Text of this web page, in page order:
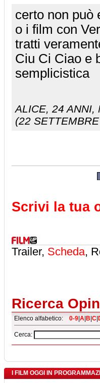
certo non può
o i film con
tratti
Ciu Ci Ciao e
semplicistica
ALICE, 24 ANNI,
(22
Scrivi la tua
Trailer, Scheda,
Ricerca
Elenco alfabetico: 0-9|A|B|C|
Cerca:
I FILM OGGI IN